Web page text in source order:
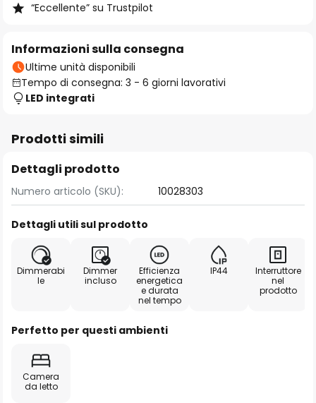
“Eccellente” su Trustpilot
Informazioni sulla consegna
Ultime unità disponibili
Tempo di consegna: 3 - 6 giorni lavorativi
LED integrati
Prodotti simili
Dettagli prodotto
Numero articolo (SKU): 10028303
Dettagli utili sul prodotto
Dimmerabi
le
Dimmer
incluso
Efficienza
energetica
e durata
nel tempo
IP44
Interruttore
nel
prodotto
Perfetto per questi ambienti
Camera
da letto